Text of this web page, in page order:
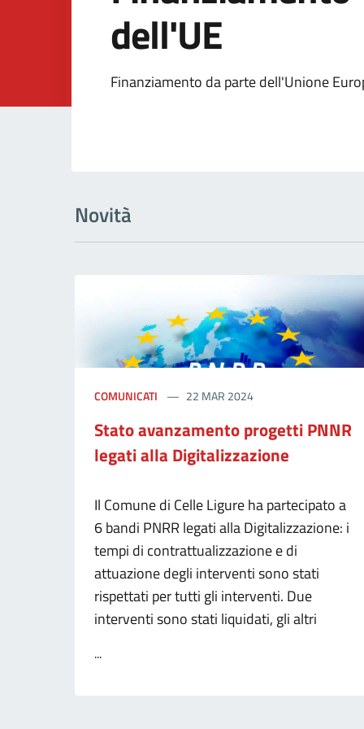
dell'UE
Dettagli della
Finanziamento da parte dell'Unione
Novità
COMUNICATI 22 MAR 2024
Stato avanzamento progetti PNNR
legati alla Digitalizzazione
Il Comune di Celle Ligure ha partecipato a
6 bandi PNRR legati alla Digitalizzazione: i
tempi di contrattualizzazione e di
attuazione degli interventi sono stati
rispettati per tutti gli interventi. Due
interventi sono stati liquidati, gli altri
...